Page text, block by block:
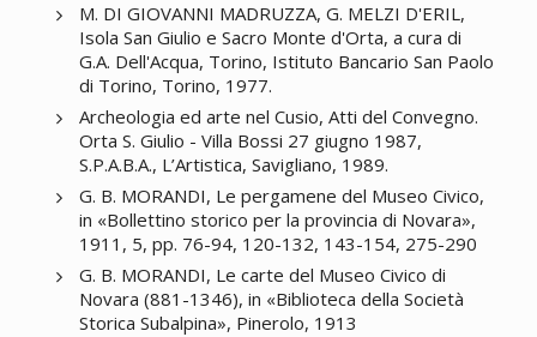
M. DI GIOVANNI MADRUZZA, G. MELZI D'ERIL,
Isola San Giulio e Sacro Monte d'Orta, a cura di
G.A. Dell'Acqua, Torino, Istituto Bancario San Paolo
di Torino, Torino, 1977.
Archeologia ed arte nel Cusio, Atti del Convegno.
Orta S. Giulio - Villa Bossi 27 giugno 1987,
S.P.A.B.A., L’Artistica, Savigliano, 1989.
G. B. MORANDI, Le pergamene del Museo Civico,
in «Bollettino storico per la provincia di Novara»,
1911, 5, pp. 76-94, 120-132, 143-154, 275-290
G. B. MORANDI, Le carte del Museo Civico di
Novara (881-1346), in «Biblioteca della Società
Storica Subalpina», Pinerolo, 1913